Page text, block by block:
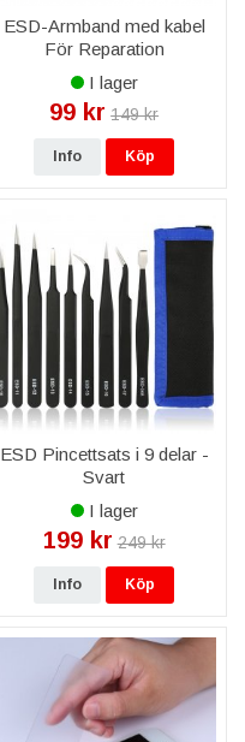
ESD-Armband med kabel
För Reparation
I lager
99 kr 149 kr
Info Köp
ESD Pincettsats i 9 delar -
Svart
I lager
199 kr 249 kr
Info Köp